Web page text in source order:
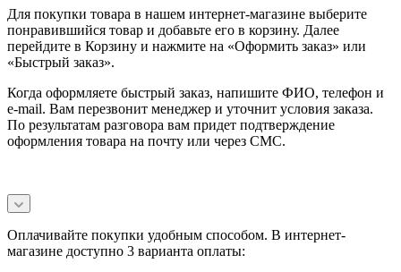
Для покупки товара в нашем интернет-магазине выберите
понравившийся товар и добавьте его в корзину. Далее
перейдите в Корзину и нажмите на «Оформить заказ» или
«Быстрый заказ».
Когда оформляете быстрый заказ, напишите ФИО, телефон и
e-mail. Вам перезвонит менеджер и уточнит условия заказа.
По результатам разговора вам придет подтверждение
оформления товара на почту или через СМС.
Оплачивайте покупки удобным способом. В интернет-
магазине доступно 3 варианта оплаты: